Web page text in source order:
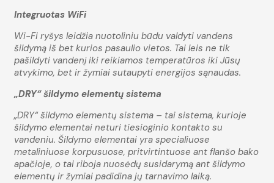
Integruotas WiFi
Wi-Fi ryšys leidžia nuotoliniu būdu valdyti vandens
šildymą iš bet kurios pasaulio vietos. Tai leis ne tik
pašildyti vandenį iki reikiamos temperatūros iki Jūsų
atvykimo, bet ir žymiai sutaupyti energijos sąnaudas.
„DRY“ šildymo elementų sistema
„DRY“ šildymo elementų sistema – tai sistema, kurioje
šildymo elementai neturi tiesioginio kontakto su
vandeniu. Šildymo elementai yra specialiuose
metaliniuose korpusuose, pritvirtintuose ant flanšo bako
apačioje, o tai riboja nuosėdų susidarymą ant šildymo
elementų ir žymiai padidina jų tarnavimo laiką.